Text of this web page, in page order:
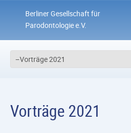
Berliner Gesellschaft für
Parodontologie e.V.
Vorträge 2021